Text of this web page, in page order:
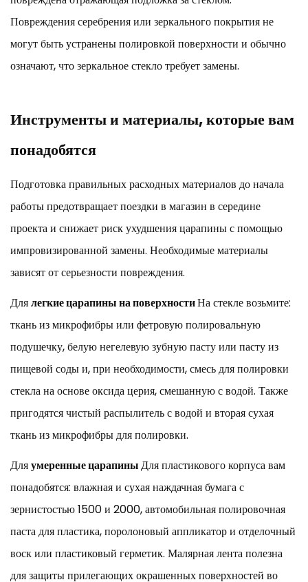
на
зеркала
(пластиковом
Борьба
глубокими
когда
DIY
своего
предела
6
и
защита:
допускайте
повторного
появления
Когда
не
ремонтировать
Повреждения серебрения или зеркального покрытия не
могут быть устранены полировкой поверхности и обычно
означают, что зеркальное стекло требует замены.
Инструменты и материалы, которые вам
понадобятся
Подготовка правильных расходных материалов до начала
работы предотвращает поездки в магазин в середине
проекта и снижает риск ухудшения царапины с помощью
импровизированной замены. Необходимые материалы
зависят от серьезности повреждения.
Длялегкие царапины на поверхностиНа стекле возьмите:
ткань из микрофибры или фетровую полировальную
подушечку, белую негелевую зубную пасту или пасту из
пищевой соды и, при необходимости, смесь для полировки
стекла на основе оксида церия, смешанную с водой. Также
пригодятся чистый распылитель с водой и вторая сухая
ткань из микрофибры для полировки.
Дляумеренные царапиныДля пластикового корпуса вам
понадобятся: влажная и сухая наждачная бумага с
зернистостью 1500 и 2000, автомобильная полировочная
паста для пластика, поролоновый аппликатор и отделочный
воск или пластиковый герметик. Малярная лента полезна
для защиты прилегающих окрашенных поверхностей во